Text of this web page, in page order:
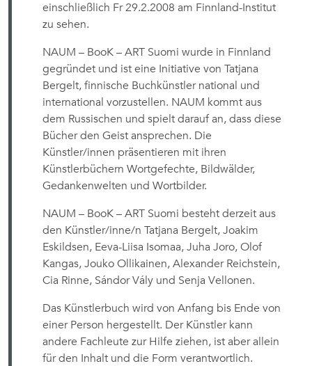
einschließlich Fr 29.2.2008 am Finnland-Institut
zu sehen.
NAUM – BooK – ART Suomi wurde in Finnland
gegründet und ist eine Initiative von Tatjana
Bergelt, finnische Buchkünstler national und
international vorzustellen. NAUM kommt aus
dem Russischen und spielt darauf an, dass diese
Bücher den Geist ansprechen. Die
Künstler/innen präsentieren mit ihren
Künstlerbüchern Wortgefechte, Bildwälder,
Gedankenwelten und Wortbilder.
NAUM – BooK – ART Suomi besteht derzeit aus
den Künstler/inne/n Tatjana Bergelt, Joakim
Eskildsen, Eeva-Liisa Isomaa, Juha Joro, Olof
Kangas, Jouko Ollikainen, Alexander Reichstein,
Cia Rinne, Sándor Vály und Senja Vellonen.
Das Künstlerbuch wird von Anfang bis Ende von
einer Person hergestellt. Der Künstler kann
andere Fachleute zur Hilfe ziehen, ist aber allein
für den Inhalt und die Form verantwortlich.